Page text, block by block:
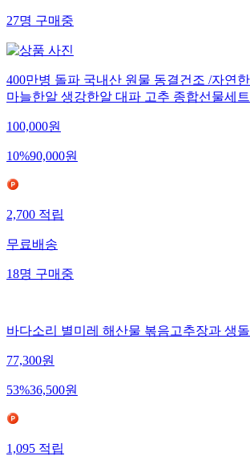
27명구매중
400만병 돌파 국내산 원물 동결건조 /자연
마늘한알 생강한알 대파 고추 종합선물세트
100,000원
10%90,000원
2,700적립
무료배송
18명구매중
바다소리 별미레 해산물 볶음고추장과 생
77,300원
53%36,500원
1,095적립